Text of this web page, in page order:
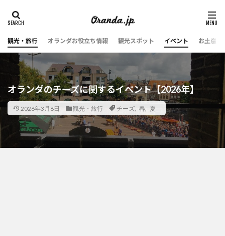
観光・旅行 オランダお役立ち情報 観光スポット イベント お土産・
オランダのチーズに関するイベント【2026年】
2026年3月8日 観光・旅行 チーズ, 春 夏